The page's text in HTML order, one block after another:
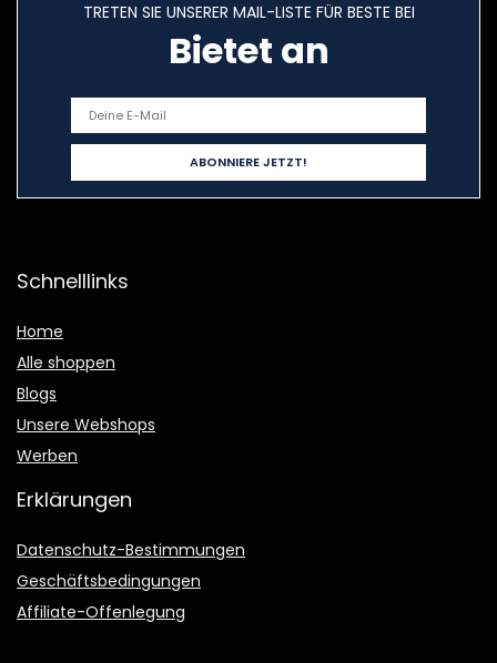
TRETEN SIE UNSERER MAIL-LISTE FÜR BESTE BEI
Bietet an
Schnelllinks
Home
Alle shoppen
Blogs
Unsere Webshops
Werben
Erklärungen
Datenschutz-Bestimmungen
Geschäftsbedingungen
Affiliate-Offenlegung